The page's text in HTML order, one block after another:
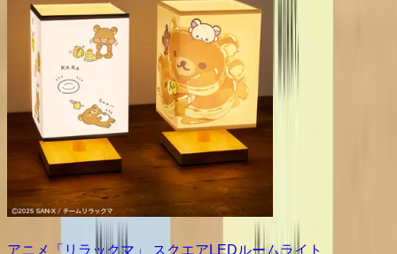
アニメ「リラックマ」 スクエアLEDルームライト